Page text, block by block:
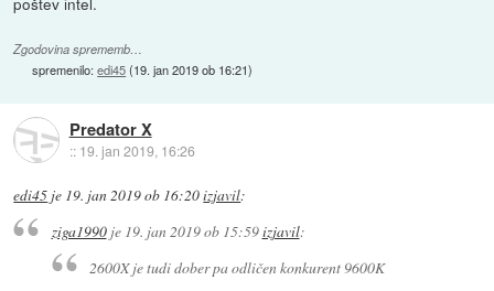
Zgodovina sprememb…
spremenilo:edi45(19. jan 2019 ob 16:21)
Predator X
:: 19. jan 2019, 16:26
edi45 je 19. jan 2019 ob 16:20izjavil:
ziga1990je 19. jan 2019 ob 15:59izjavil:
2600X je tudi dober pa odličen konkurent 9600K